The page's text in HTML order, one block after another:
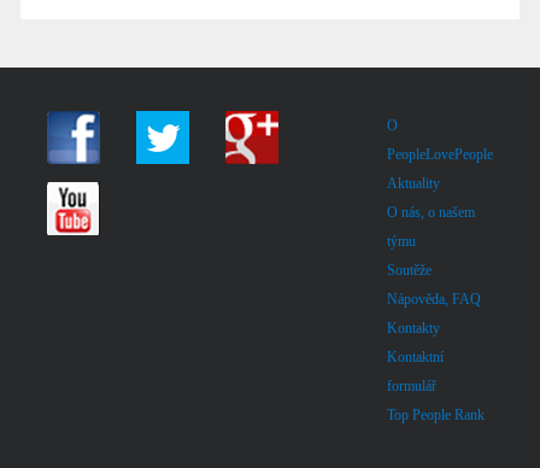
O
PeopleLovePeople
Aktuality
O nás, o našem
týmu
Soutěže
Nápověda, FAQ
Kontakty
Kontaktní
formulář
Top People Rank